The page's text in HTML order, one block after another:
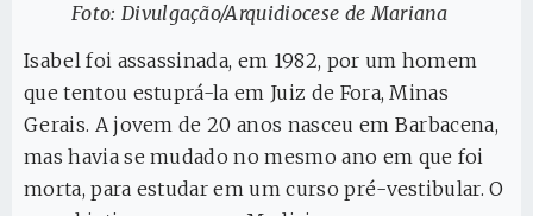
Foto: Divulgação/Arquidiocese de Mariana
Isabel foi assassinada, em 1982, por um homem
que tentou estuprá-la em Juiz de Fora, Minas
Gerais. A jovem de 20 anos nasceu em Barbacena,
mas havia se mudado no mesmo ano em que foi
morta, para estudar em um curso pré-vestibular. O